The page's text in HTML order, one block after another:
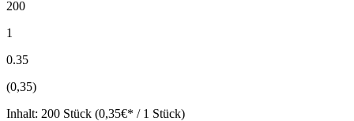
200
1
0.35
(0,35)
Inhalt: 200 Stück (0,35€* / 1 Stück)